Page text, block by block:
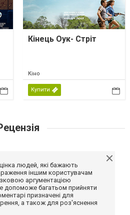
Кінець Оук- Стріт
Кіно
Купити
людей, які бажають
іншим користувачам
аргументацією
допоможе багатьом прийняти
призначені для
а також для роз'яснення